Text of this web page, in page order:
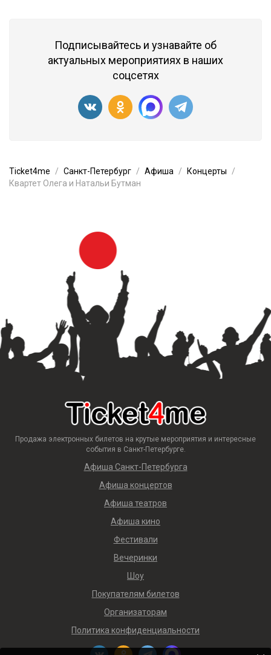
Подписывайтесь и узнавайте об
актуальных мероприятиях в наших
соцсетях
Ticket4me Санкт-Петербург Афиша
Концерты
Квартет Олега и Натальи Бутман
Продажа электронных билетов на крутые мероприятия и интересные
события в Санкт-Петербурге.
Афиша Санкт-Петербурга
Афиша концертов
Афиша театров
Афиша кино
Фестивали
Вечеринки
Шоу
Покупателям билетов
Организаторам
Политика конфиденциальности